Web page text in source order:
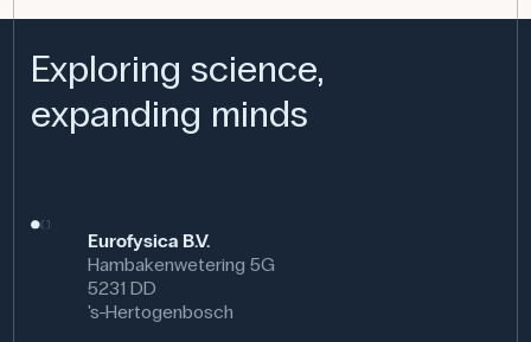
Exploring science,
expanding minds
Eurofysica B.V.
Hambakenwetering 5G
5231 DD
's-Hertogenbosch